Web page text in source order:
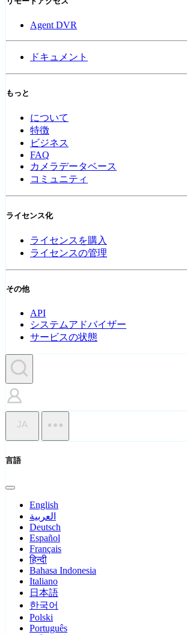
Agent DVR
ドキュメント
もっと
について
特徴
ビジネス
FAQ
カメラデータベース
コミュニティ
ライセンス化
ライセンスを購入
ライセンスの管理
その他
API
システムアドバイザー
サービスの状態
JA
言語
English
العربية
Deutsch
Español
Français
हिन्दी
Bahasa Indonesia
Italiano
日本語
한국어
Polski
Português